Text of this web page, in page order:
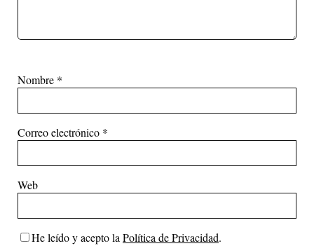
Nombre *
Correo electrónico *
Web
He leído y acepto laPolítica de Privacidad.